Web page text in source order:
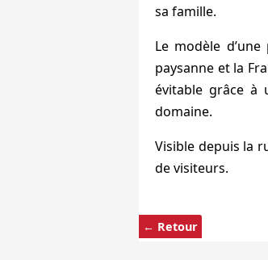
← Retour
sa famille.
Le modèle
paysanne et la
évitable grâce à
domaine.
Visible depuis la
de visiteurs.